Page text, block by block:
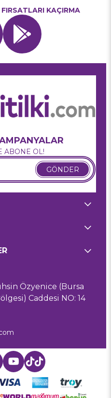
KAÇIRMA
ABONE OL!
GÖNDER
Özyenice (Bursa
Caddesi NO: 14